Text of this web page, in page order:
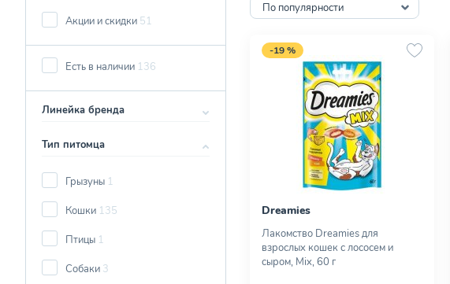
Акции и скидки 51
Есть в наличии 136
Линейка бренда
Тип питомца
Грызуны 1
Кошки 135
Птицы 1
Собаки 3
По популярности
-19 %
Dreamies
Лакомство Dreamies для
взрослых кошек с лососем и
сыром, Mix, 60 г